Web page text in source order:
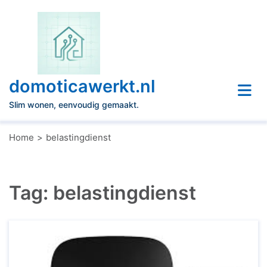
domoticawerkt.nl
Slim wonen, eenvoudig gemaakt.
Home belastingdienst
Tag: belastingdienst